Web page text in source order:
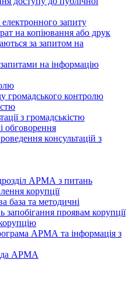
запиту
на копіювання або друк
за запитом на
на інформацію
громадського контролю
з громадськістю
обговорення
консультацій з
АРМА з питань
корупції
база та методичні
запобігання проявам корупції
АРМА та інформація з
АРМА